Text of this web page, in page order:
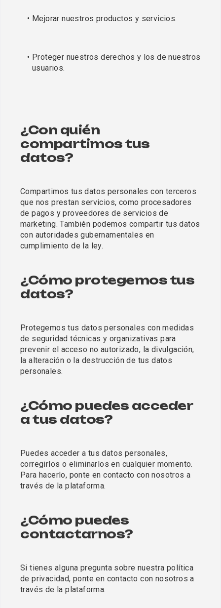
Mejorar nuestros productos y servicios.
Proteger nuestros derechos y los de nuestros
usuarios.
¿Con quién
compartimos tus
datos?
Compartimos tus datos personales con terceros
que nos prestan servicios, como procesadores
de pagos y proveedores de servicios de
marketing. También podemos compartir tus datos
con autoridades gubernamentales en
cumplimiento de la ley.
¿Cómo protegemos tus
datos?
Protegemos tus datos personales con medidas
de seguridad técnicas y organizativas para
prevenir el acceso no autorizado, la divulgación,
la alteración o la destrucción de tus datos
personales.
¿Cómo puedes acceder
a tus datos?
Puedes acceder a tus datos personales,
corregirlos o eliminarlos en cualquier momento.
Para hacerlo, ponte en contacto con nosotros a
través de la plataforma.
¿Cómo puedes
contactarnos?
Si tienes alguna pregunta sobre nuestra política
de privacidad, ponte en contacto con nosotros a
través de la plataforma.